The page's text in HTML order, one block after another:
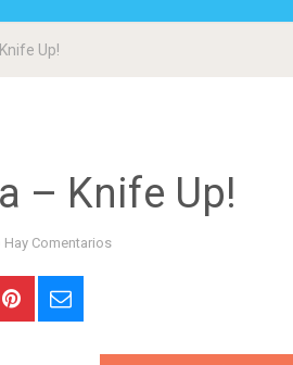
Up!
– Knife Up!
Hay Comentarios